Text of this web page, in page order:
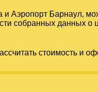
и Аэропорт Барнаул,
собранных данных о
стоимость и